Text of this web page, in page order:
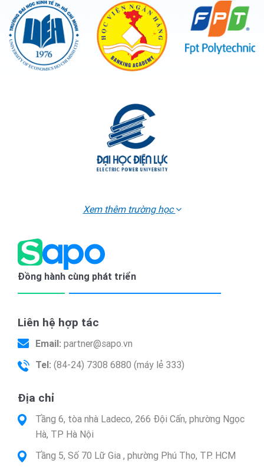
Xem thêm trường học
Đồng hành cùng phát triển
Liên hệ hợp tác
Email: partner@sapo.vn
Tel: (84-24) 7308 6880 (máy lẻ 333)
Địa chỉ
Tầng 6, tòa nhà Ladeco, 266 Đội Cấn, phường Ngọc
Hà, TP Hà Nội
Tầng 5, Số 70 Lữ Gia , phường Phú Thọ, TP. HCM